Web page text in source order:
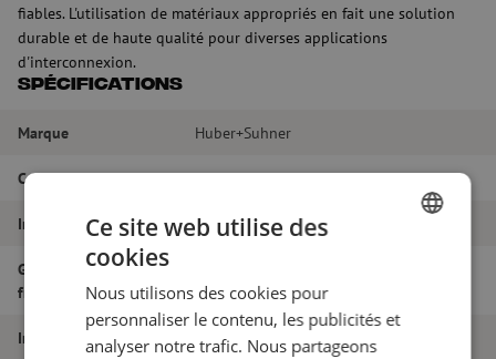
fiables. L'utilisation de matériaux appropriés en fait une solution
durable et de haute qualité pour diverses applications
d'interconnexion.
Spécifications
Marque Huber+Suhner
Couleur Argent
Impédance 50 Ω
Gamme de
fréquences
Interface Fiche TNC (mâle)
Ce site web utilise des
cookies
Nous utilisons des cookies pour
personnaliser le contenu, les publicités et
analyser notre trafic. Nous partageons